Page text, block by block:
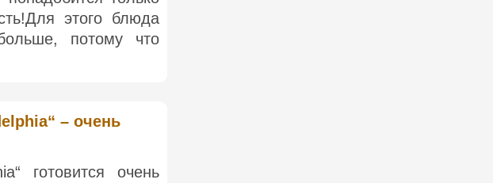
этого блюда
потому что
– очень
готовится очень